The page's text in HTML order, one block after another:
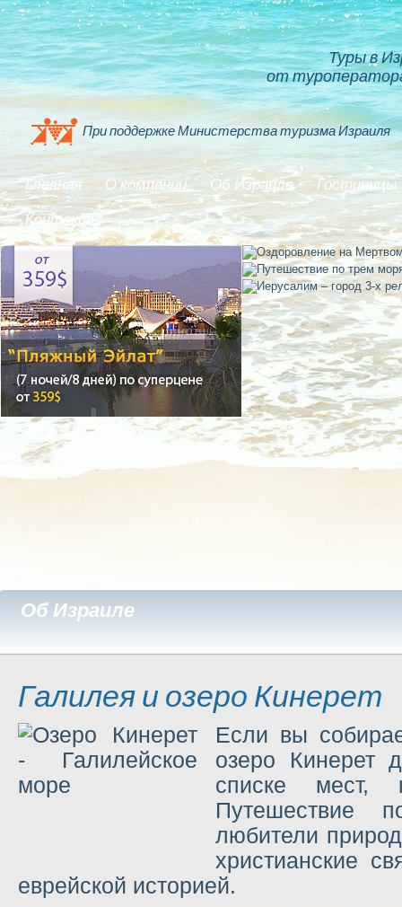
При поддержке Министерства туризма Израиля
Туры в
от
Главная О компании Об Израиле Гостиницы
Контакты
Об Израиле
Галилея и озеро Кинерет
Если вы
озеро Кинерет
списке мест,
Путешествие
любители
христианские
еврейской историей.